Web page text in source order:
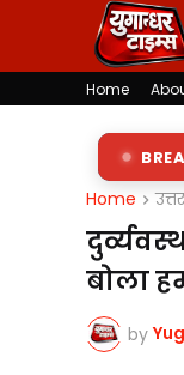
Home
पर चल रहा पडरौना
Home
बोला
by